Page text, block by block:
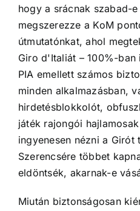
hogy a srácnak szabad-
megszerezze a KoM
útmutatónkat, ahol
Giro d'Italiát – 100%-
PIA emellett számos
minden alkalmazásban,
hirdetésblokkolót,
játék rajongói
ingyenesen nézni a Girót
Szerencsére többet
eldöntsék, akarnak-e
Miután biztonságosan